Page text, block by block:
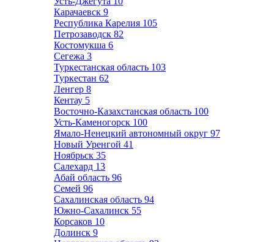
Карачаевск 9
Республика Карелия 105
Петрозаводск 82
Костомукша 6
Сегежа 3
Туркестанская область 103
Туркестан 62
Ленгер 8
Кентау 5
Восточно-Казахстанская область 100
Усть-Каменогорск 100
Ямало-Ненецкий автономный округ 97
Новый Уренгой 41
Ноябрьск 35
Салехард 13
Абай область 96
Семей 96
Сахалинская область 94
Южно-Сахалинск 55
Корсаков 10
Долинск 9